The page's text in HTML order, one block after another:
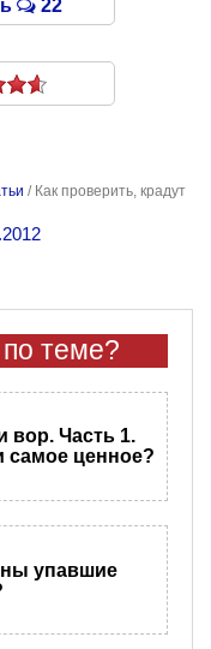
22
/ Как проверить, крадут
теме?
вор. Часть 1.
самое ценное?
упавшие